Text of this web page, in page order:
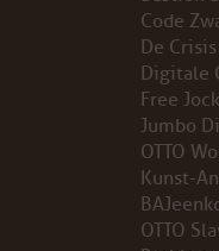
ANARCHISME –
OTTO SLAVEFORCE
JUMBO
PROBLEMY Z
Code
De
Digitale
Free
Jumbo
OTTO
Kunst-
OTTO